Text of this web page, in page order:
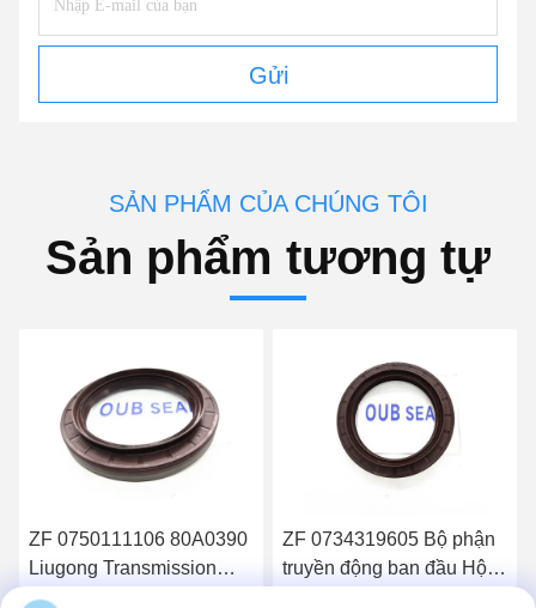
Gửi
SẢN PHẨM CỦA CHÚNG TÔI
Sản phẩm tương tự
ZF 0734319605 Bộ phận
truyền động ban đầu Hộp
số Dầu Con dấu Trục Con
ZF 0734319378 Con dấu
dầu hộp số 75 * 100 * 10